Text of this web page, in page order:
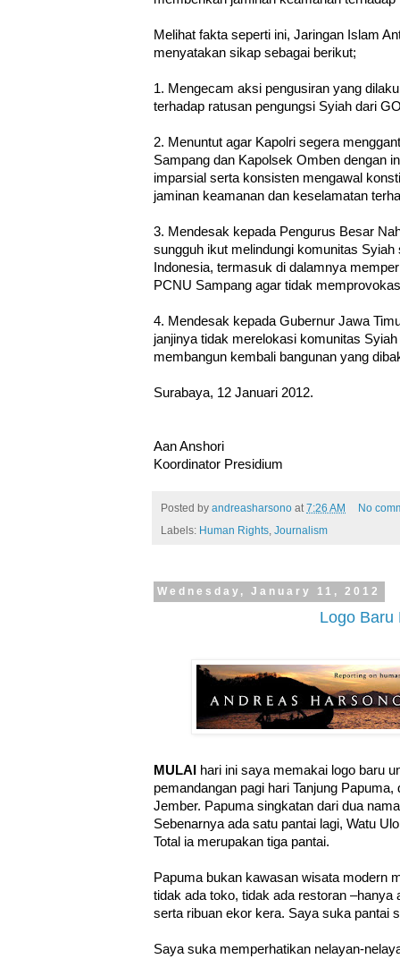
Melihat fakta seperti ini, Jaringan Islam
menyatakan sikap sebagai berikut;
1. Mengecam aksi pengusiran yang
terhadap ratusan pengungsi Syiah dari
2. Menuntut agar Kapolri segera
Sampang dan Kapolsek Omben dengan
imparsial serta konsisten mengawal
jaminan keamanan dan keselamatan
3. Mendesak kepada Pengurus Besar
sungguh ikut melindungi komunitas
Indonesia, termasuk di dalamnya
PCNU Sampang agar tidak
4. Mendesak kepada Gubernur Jawa
janjinya tidak merelokasi komunitas
membangun kembali bangunan yang
Surabaya, 12 Januari 2012.
Aan Anshori
Koordinator Presidium
Posted by andreasharsono at7:26 AM
No
Labels: Human Rights, Journalism
Wednesday, January 11, 2012
Logo Baru
MULAI
hari ini saya memakai logo baru
pemandangan pagi hari Tanjung
Jember. Papuma singkatan dari dua
Sebenarnya ada satu pantai lagi, Watu
Total ia merupakan tiga pantai.
Papuma bukan kawasan wisata modern
tidak ada toko, tidak ada restoran –hanya
serta ribuan ekor kera. Saya suka pantai
Saya suka memperhatikan nelayan-